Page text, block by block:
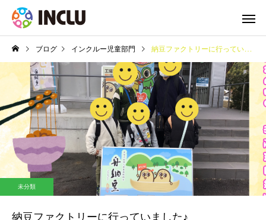
ブログ インクルー児童部門 納豆ファクトリーに行っていました♪
未分類
納豆ファクトリーに行っていました♪